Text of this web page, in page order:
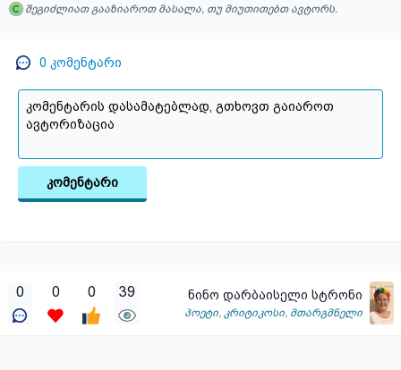
შეგიძლიათ გააზიაროთ მასალა, თუ მიუთითებთ ავტორს.
0 კომენტარი
კომენტარი
0 0 0 39 ნინო დარბაისელი სტრონი
პოეტი, კრიტიკოსი, მთარგმნელი